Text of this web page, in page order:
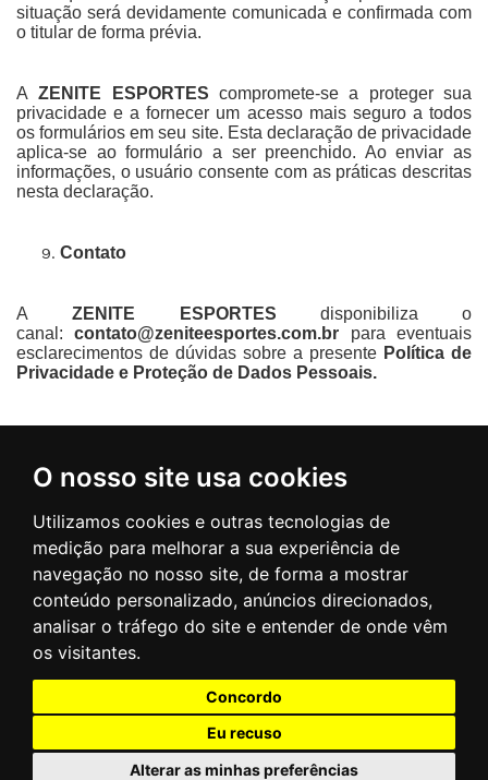
O nosso site usa cookies
Utilizamos cookies e outras tecnologias de
medição para melhorar a sua experiência de
navegação no nosso site, de forma a mostrar
conteúdo personalizado, anúncios direcionados,
analisar o tráfego do site e entender de onde vêm
os visitantes.
Concordo
Eu recuso
Alterar as minhas preferências
situação será devidamente comunicada e confirmada com
o titular de forma prévia.
AZENITE ESPORTES compromete-se a proteger sua
privacidade e a fornecer um acesso mais seguro a todos
os formulários em seu site. Esta declaração de privacidade
aplica-se ao formulário a ser preenchido. Ao enviar as
informações, o usuário consente com as práticas descritas
nesta declaração.
Contato
AZENITE ESPORTES disponibiliza o
canal:contato@zeniteesportes.com.br para eventuais
esclarecimentos de dúvidas sobre a presente Política de
Privacidade e Proteção de Dados Pessoais.
Informações
CONTATO
MINHA CONTA
Zenite Esportes © 2026
Desenvolvido porAdriano Santos